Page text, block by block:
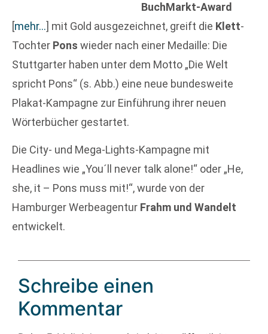
BuchMarkt-Award
[mehr…] mit Gold ausgezeichnet, greift die Klett-
Tochter Pons wieder nach einer Medaille: Die
Stuttgarter haben unter dem Motto „Die Welt
spricht Pons“ (s. Abb.) eine neue bundesweite
Plakat-Kampagne zur Einführung ihrer neuen
Wörterbücher gestartet.
Die City- und Mega-Lights-Kampagne mit
Headlines wie „You´ll never talk alone!“ oder „He,
she, it – Pons muss mit!“, wurde von der
Hamburger Werbeagentur Frahm und Wandelt
entwickelt.
Schreibe einen
Kommentar